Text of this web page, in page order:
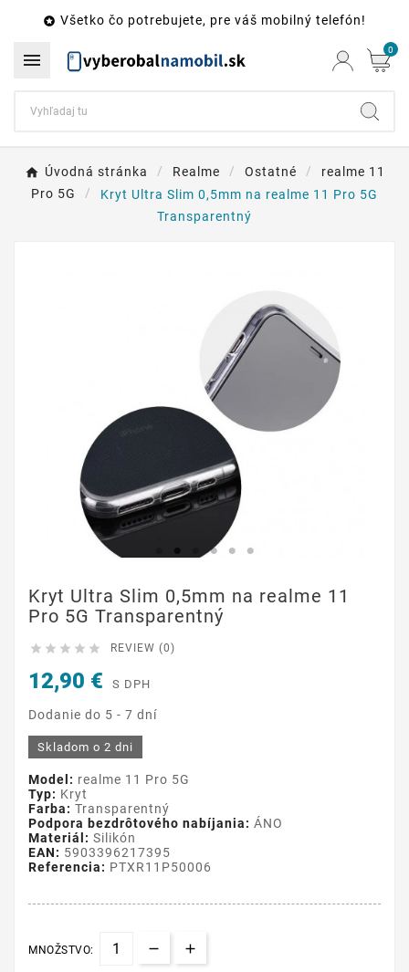
 Všetko čo potrebujete, pre váš mobilný telefón!
 0
Úvodná stránka Realme Ostatné
realme 11
Pro 5G
Kryt Ultra Slim 0,5mm na realme 11 Pro 5G
Transparentný
Kryt Ultra Slim 0,5mm na realme 11
Pro 5G Transparentný
     REVIEW (0)
12,90 € S DPH
Dodanie do 5 - 7 dní
Skladom o 2 dni
Model: realme 11 Pro 5G
Typ: Kryt
Farba: Transparentný
Podpora bezdrôtového nabíjania: ÁNO
Materiál: Silikón
EAN: 5903396217395
Referencia: PTXR11P50006
MNOŽSTVO: